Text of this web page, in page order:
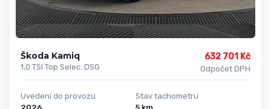
Škoda Kamiq
1,0 TSI Top Selec. DSG
632 701 Kč
Odpočet DPH
Uvedení do provozu
Stav tachometru